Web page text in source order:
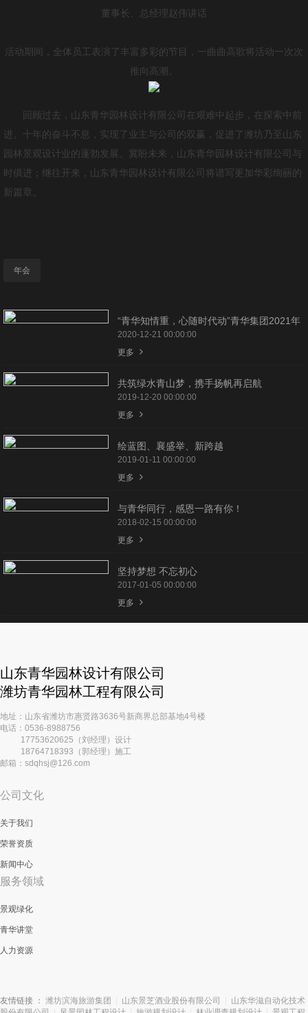
董事长、总经理赵伟讲话
活动期间，全体员工表演了丰富多彩的节目，一曲曲高歌将活动一次次
推向高潮。
回顾过去，山东青华园林设计有限公司在艰难中起步，在探索中前
进。十年的奋斗不息，实现了业主与公司的双赢，促进了潍坊乃至山东
园林景观设计业的蓬勃发展。冀盼未来，山东青华园林设计有限公司与
时俱进；继往开来，山东青华园林设计有限公司将谱写更加华彩绚丽的
新篇章。
年会
“青华知情重，心随时代动”青华集团2021年
会盛典！
2020-12-21 00:00:00
更多
共筑绿水青山梦，携手扬帆再启航
2019-12-20 00:00:00
更多
绘蓝图、襄盛举、新跨越
2019-01-11 00:00:00
更多
与青华同行，感恩一路有你！
2018-02-15 00:00:00
更多
坚持梦想 不忘初心
2017-01-05 00:00:00
更多
山东青华园林设计有限公司
潍坊青华园林工程有限公司
地址：山东省潍坊市惠贤路3636号新商界总部基地4号楼
电话：0536-8988756
17753620625（刘经理）设计
18764718393（郭经理）施工
邮箱：sdqhsj@126.com
公司文化
关于我们
荣誉资质
新闻中心
服务领域
景观绿化
青华讲堂
人力资源
友情链接 ： 潍坊滨海旅游集团 山东景芝酒业股份有限公司
山东华滋自动化技术